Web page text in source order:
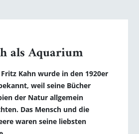
als Aquarium
Kahn wurde in den 1920er
weil seine Bücher
der Natur allgemein
Das Mensch und die
waren seine liebsten